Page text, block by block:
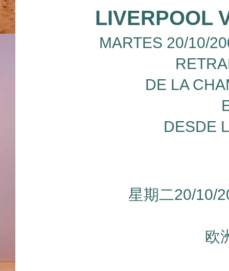
LIVERPOOL
MARTES 20/10/
DE LA
DESDE
星期二20/10/
欧